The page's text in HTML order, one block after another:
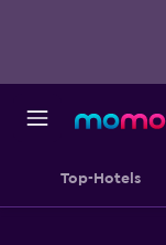
Top-Hotels